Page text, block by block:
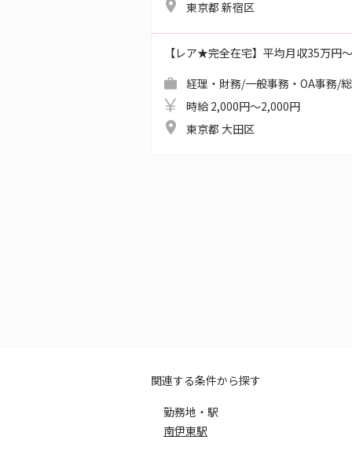
東京都 新宿区
【レア★完全在宅】平均月収35万円
経理・財務/一般事務・OA事務/
時給 2,000円～2,000円
東京都 大田区
関連する条件から探す
勤務地・駅
南伊東駅